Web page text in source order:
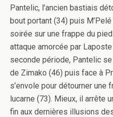
Pantelic, l’ancien bastiais
bout portant (34) puis
soirée sur une frappe du
attaque amorcée par
seconde période, Pantelic
de Zimako (46) puis face à
s’envole pour détourner une
lucarne (73). Mieux, il arrête
fin aux dernières illusions